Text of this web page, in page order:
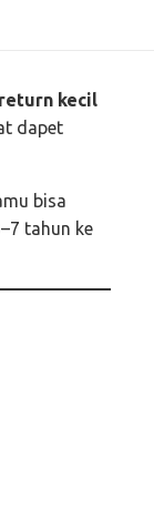
kecil
dapet
bisa
tahun ke